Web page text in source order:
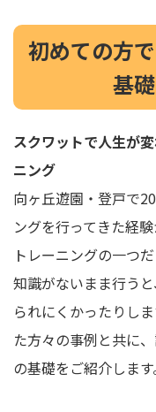
初めての方
基
スクワットで人生が
ニング
向ヶ丘遊園・登戸で
ングを行ってきた経
トレーニングの一つ
知識がないまま行う
られにくかったりし
た方々の事例と共に
の基礎をご紹介します